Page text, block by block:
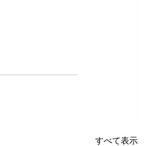
すべて表示